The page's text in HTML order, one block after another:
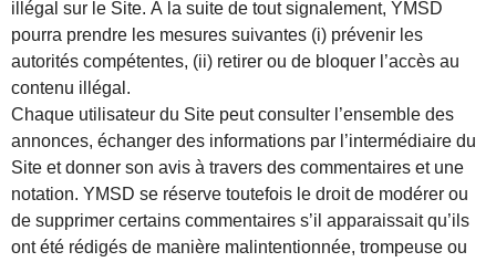
illégal sur le Site. À la suite de tout signalement, YMSD
pourra prendre les mesures suivantes (i) prévenir les
autorités compétentes, (ii) retirer ou de bloquer l’accès au
contenu illégal.
Chaque utilisateur du Site peut consulter l’ensemble des
annonces, échanger des informations par l’intermédiaire du
Site et donner son avis à travers des commentaires et une
notation. YMSD se réserve toutefois le droit de modérer ou
de supprimer certains commentaires s’il apparaissait qu’ils
ont été rédigés de manière malintentionnée, trompeuse ou